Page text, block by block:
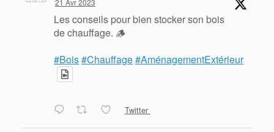
21 Avr 2023
Les conseils pour bien stocker son bois
de chauffage. 🪵
#Bois#Chauffage#AménagementExtérieur
Twitter